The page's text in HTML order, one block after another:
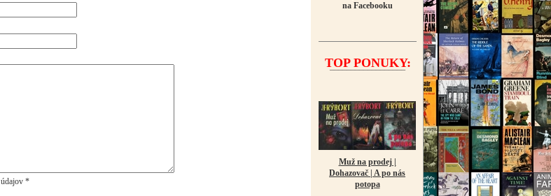
údajov *
na Facebooku
TOP PONUKY:
Muž na prodej |
Dohazovač | A po nás
potopa